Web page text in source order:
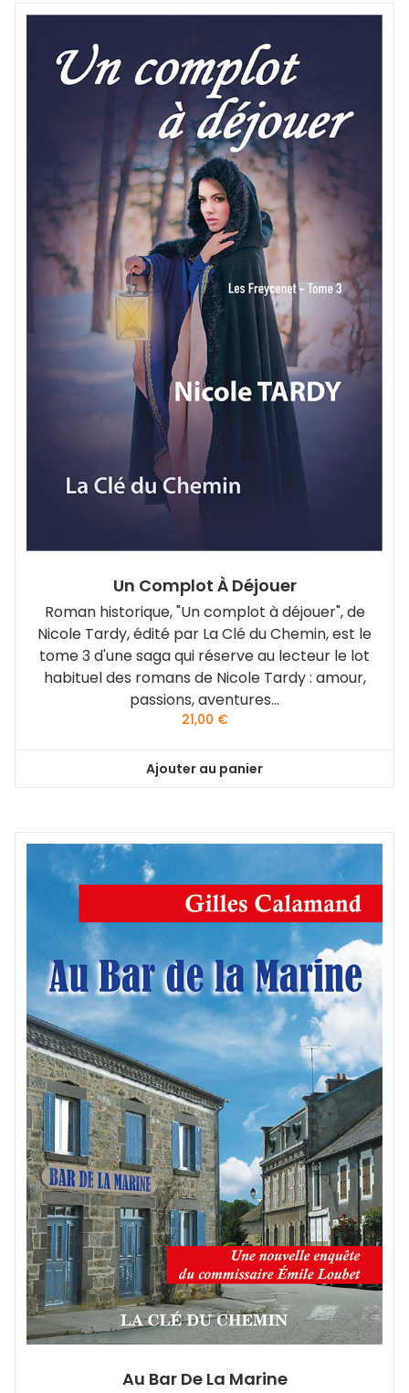
Un Complot À Déjouer
Roman historique, "Un complot à déjouer", de
Nicole Tardy, édité par La Clé du Chemin, est le
tome 3 d'une saga qui réserve au lecteur le lot
habituel des romans de Nicole Tardy : amour,
passions, aventures...
21,00 €
Ajouter au panier
Au Bar De La Marine